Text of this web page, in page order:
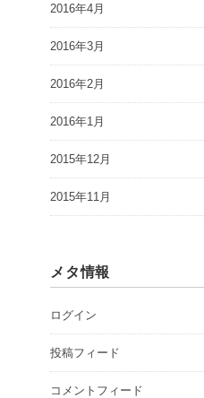
2016年4月
2016年3月
2016年2月
2016年1月
2015年12月
2015年11月
メタ情報
ログイン
投稿フィード
コメントフィード